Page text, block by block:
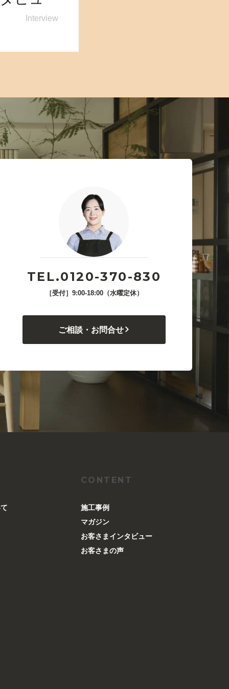
Interview
TEL.0120-370-830
［受付］9:00-18:00（水曜定休）
ご相談・お問合せ
CONTENT
施工事例
マガジン
お客さまインタビュー
お客さまの声